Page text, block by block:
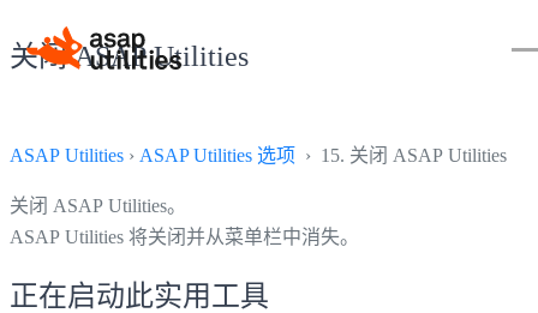
关闭 ASAP Utilities
ASAP Utilities › ASAP Utilities 选项 › 15. 关闭 ASAP Utilities
关闭 ASAP Utilities。
ASAP Utilities 将关闭并从菜单栏中消失。
正在启动此实用工具